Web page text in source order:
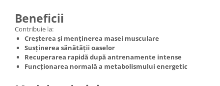
Beneficii
Contribuie la:
Creșterea și menținerea masei musculare
Susținerea sănătății oaselor
Recuperarea rapidă după antrenamente intense
Funcționarea normală a metabolismului energetic